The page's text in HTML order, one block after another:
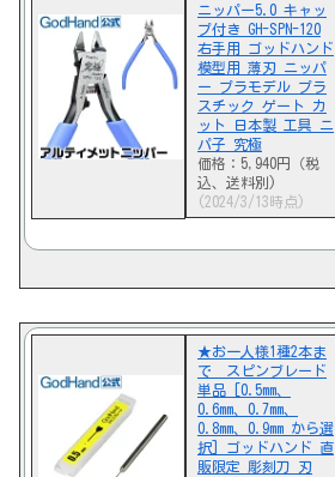
ニッパー5.0 キャッ
プ付き GH-SPN-120
右手用 ゴッドハンド
模型用 薄刃 ニッパ
ー プラモデル プラ
スチック ゲート カ
ット 日本製 工具 ニ
パ子 究極
価格：5,940円（税
込、送料別)
(2024/3/13時点)
★お一人様1種2本ま
で スピンブレード
単品 [0.5mm、
0.6mm、0.7mm、
0.8mm、0.9mm から選
択] ゴッドハンド 直
販限定 彫刻刀 刃